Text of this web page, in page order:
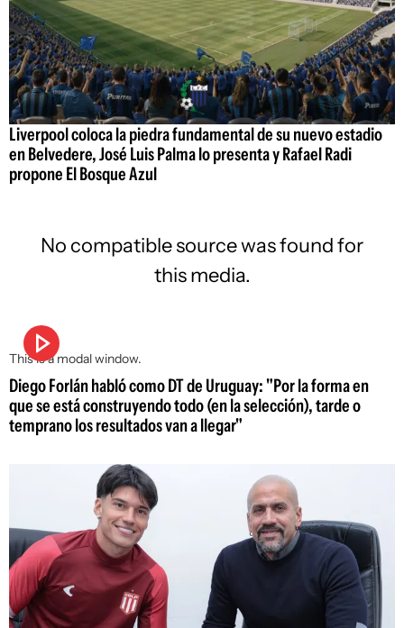
Liverpool coloca la piedra fundamental de su nuevo estadio
en Belvedere, José Luis Palma lo presenta y Rafael Radi
propone El Bosque Azul
This is a modal window.
No compatible source was found for
this media.
Diego Forlán habló como DT de Uruguay: "Por la forma en
que se está construyendo todo (en la selección), tarde o
temprano los resultados van a llegar"